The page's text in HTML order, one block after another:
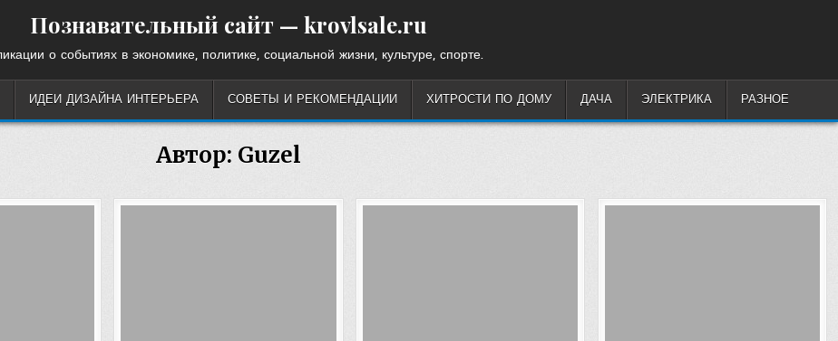
Познавательный сайт — krovlsale.ru
о событиях в экономике, политике, социальной жизни, культуре, спорте.
ИДЕИ ДИЗАЙНА ИНТЕРЬЕРА СОВЕТЫ И РЕКОМЕНДАЦИИ ХИТРОСТИ ПО ДОМУ ДАЧА ЭЛЕКТРИКА РАЗНОЕ
Автор: Guzel